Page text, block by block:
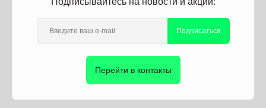
Подписаться
Перейти в контакты